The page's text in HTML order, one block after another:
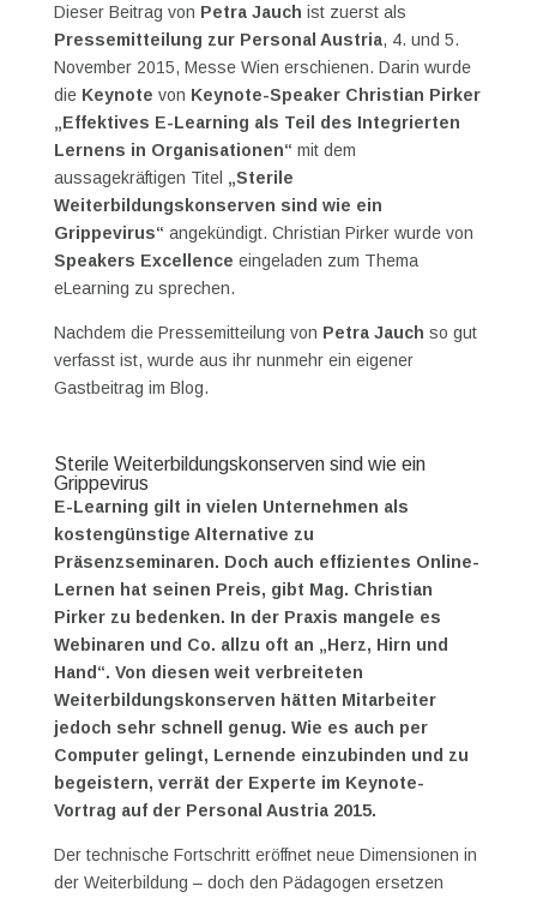
Dieser Beitrag von Petra Jauch ist zuerst als
Pressemitteilung zur Personal Austria, 4. und 5.
November 2015, Messe Wien erschienen. Darin wurde
die Keynote von Keynote-Speaker Christian Pirker
„Effektives E-Learning als Teil des Integrierten
Lernens in Organisationen“ mit dem
aussagekräftigen Titel „Sterile
Weiterbildungskonserven sind wie ein
Grippevirus“ angekündigt. Christian Pirker wurde von
Speakers Excellence eingeladen zum Thema
eLearning zu sprechen.
Nachdem die Pressemitteilung von Petra Jauch so gut
verfasst ist, wurde aus ihr nunmehr ein eigener
Gastbeitrag im Blog.
Sterile Weiterbildungskonserven sind wie ein
Grippevirus
E-Learning gilt in vielen Unternehmen als
kostengünstige Alternative zu
Präsenzseminaren. Doch auch effizientes Online-
Lernen hat seinen Preis, gibt Mag. Christian
Pirker zu bedenken. In der Praxis mangele es
Webinaren und Co. allzu oft an „Herz, Hirn und
Hand“. Von diesen weit verbreiteten
Weiterbildungskonserven hätten Mitarbeiter
jedoch sehr schnell genug. Wie es auch per
Computer gelingt, Lernende einzubinden und zu
begeistern, verrät der Experte im Keynote-
Vortrag auf der Personal Austria 2015.
Der technische Fortschritt eröffnet neue Dimensionen in
der Weiterbildung – doch den Pädagogen ersetzen